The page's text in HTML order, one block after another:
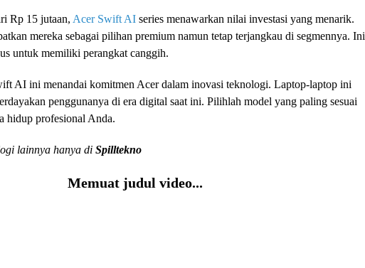
Rp 15 jutaan, Acer Swift AI series menawarkan nilai investasi yang menarik.
mereka sebagai pilihan premium namun tetap terjangkau di segmennya. Ini
untuk memiliki perangkat canggih.
AI ini menandai komitmen Acer dalam inovasi teknologi. Laptop-laptop ini
penggunanya di era digital saat ini. Pilihlah model yang paling sesuai
hidup profesional Anda.
lainnya hanya di Spilltekno
Memuat judul video...